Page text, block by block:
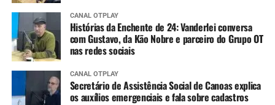
CANAL OTPLAY
Histórias da Enchente de 24: Vanderlei conversa
com Gustavo, da Kão Nobre e parceiro do Grupo OT
nas redes sociais
CANAL OTPLAY
Secretário de Assistência Social de Canoas explica
os auxílios emergenciais e fala sobre cadastros